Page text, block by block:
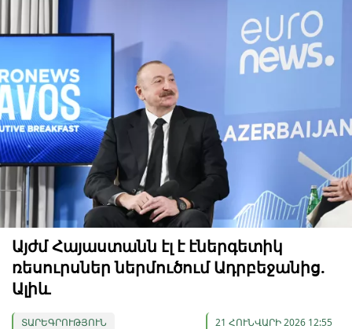
Այժմ Հայաստանն էլ է էներգետիկ
ռեսուրսներ ներմուծում Ադրբեջանից.
Ալիև
ՏԱՐԵԳՐՈՒԹՅՈՒՆ 21 ՀՈՒՆՎԱՐԻ 2026 12:55